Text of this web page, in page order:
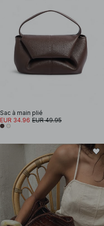
Sac à main plié
EUR 34.96 EUR 49.95